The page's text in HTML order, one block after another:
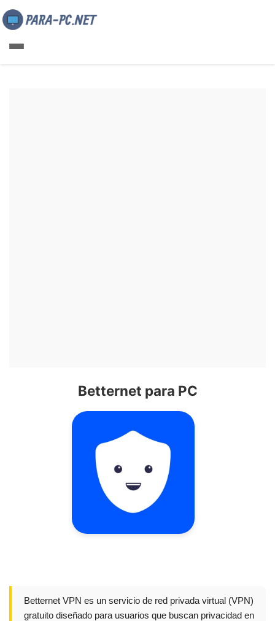
Betternet para PC
Betternet VPN es un servicio de red privada virtual (VPN)
gratuito diseñado para usuarios que buscan privacidad en